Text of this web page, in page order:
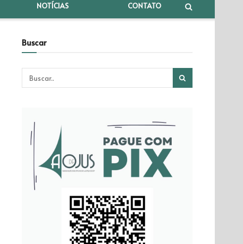
NOTÍCIAS CONTATO
Buscar